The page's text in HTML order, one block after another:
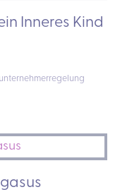
Inneres Kind